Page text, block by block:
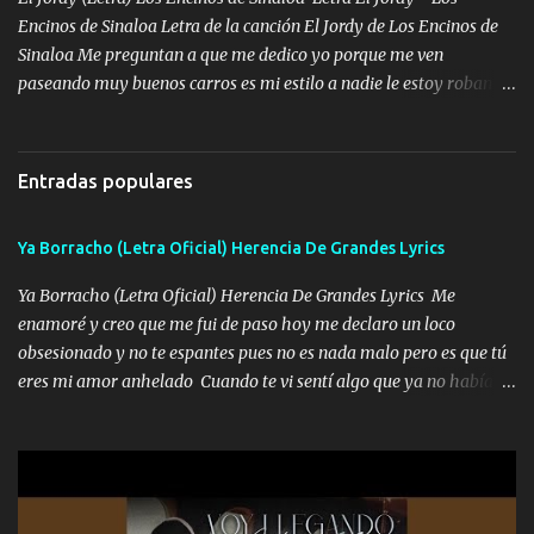
zapatos mi es...
Encinos de Sinaloa Letra de la canción El Jordy de Los Encinos de
Sinaloa Me preguntan a que me dedico yo porque me ven
paseando muy buenos carros es mi estilo a nadie le estoy robando
miraban trabajando la escuela dejé el dinero estaba escaso Mi
familia que nunca les falte nada es la gran razón que a diario me
mi esposa no se ra'ja Música Me rodearon y la puerta me
tumbaron prisionero en caliente me llevaron me achacaba cargos
que estaban muy raros me gritaba a donde tienes el clavo Yo me
enfiesto me gusta vivir en grande más me cuido me gusta ser
responsable hay rateros envidiosos que no falten mi dios es grande
me cuida de las maldades Pa el equipo aquí le mando un abrazo
Entradas populares
Ya Borracho (Letra Oficial) Herencia De Grandes Lyrics
Ya Borracho (Letra Oficial) Herencia De Grandes Lyrics Me
enamoré y creo que me fui de paso hoy me declaro un loco
obsesionado y no te espantes pues no es nada malo pero es que tú
eres mi amor anhelado Cuando te vi sentí algo que ya no había
cariño de mi alma Que pa febrero vendré frente a ti con mis
preguntas y digas que sí hacernos novios y verte feliz y muy